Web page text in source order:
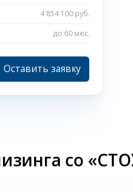
4 854 100 руб.
до 60 мес.
Оставить заявку
со